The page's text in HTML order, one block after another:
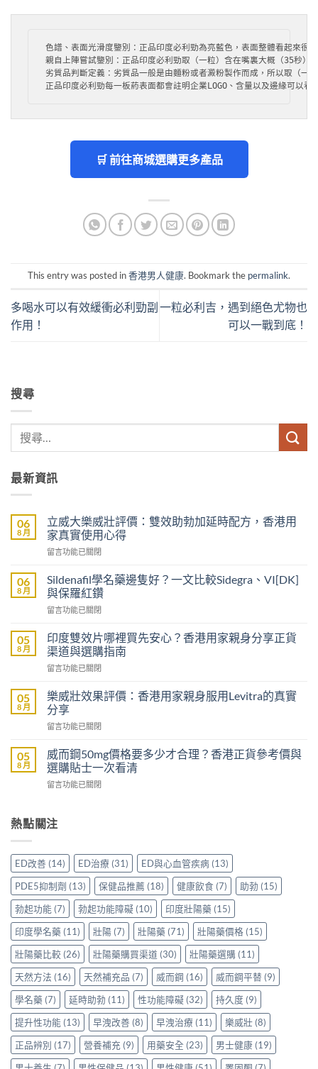
色譜、表面光滑度鑒別：正品印度必利勁為亮藍色，表面整體看起來很
親自上陣嘗試鑒別：正品印度必利勁取（一粒）含在嘴裏大概（35秒）
劣質品判斷定義：劣質品一般是由麵粉或者澱粉製作而成，所以取（一
正品印度必利勁每一板葯表面都會註明企業LOGO、含量以及邊緣可以
🛒 前往商城選購更多產品
This entry was posted in香港男人健康. Bookmark the permalink.
多喝水可以有效緩衝必利勁副
作用！
一粒必利吉，遇到絕色尤物也
可以一戰到底！
搜尋
最新資訊
06
8 月
立威大樂威壯評價：雙效助勃加延時配方，香港用
家真實使用心得
在
威
大
樂
威
評
價：
雙
效
勃
加
時
方，
香
港
真
實
用
心
得〉
中
留言功能已關閉
06
8 月
Sildenafil學名藥邊隻好？一文比較Sidegra、VI[DK]
與保羅紅鑽
在
學
名
藥
邊
好？
一
文
比
Sidegra、
VI[DK]
保
鑽〉
留言功能已關閉
05
8 月
印度雙效片哪裡買先安心？香港用家親身分享正貨
渠道與選購指南
在
度
雙
效
片
裡
買
先
安
港
親
身
分
享
正
貨
渠
道
與
選
購
指
南〉
中
留言功能已關閉
05
8 月
樂威壯效果評價：香港用家親身服用Levitra的真實
分享
在
威
壯
效
果
香
家
親
身
服
用
Levitra
的
真
實
分
享〉
中
留言功能已關閉
05
8 月
威而鋼50mg價格要多少才合理？香港正貨參考價與
選購貼士一次看清
在
鋼
50mg
格
要
多
少
才
合
理？
香
港
正
貨
參
考
價
與
選
購
貼
留言功能已關閉
熱點關注
ED改善 (14) ED治療 (31) ED與心血管疾病 (13)
PDE5抑制劑 (13) 保健品推薦 (18) 健康飲食 (7) 助勃 (15)
勃起功能 (7) 勃起功能障礙 (10) 印度壯陽藥 (15)
印度學名藥 (11) 壯陽 (7) 壯陽藥 (71) 壯陽藥價格 (15)
壯陽藥比較 (26) 壯陽藥購買渠道 (30) 壯陽藥選購 (11)
天然方法 (16) 天然補充品 (7) 威而鋼 (16) 威而鋼平替 (9)
學名藥 (7) 延時助勃 (11) 性功能障礙 (32) 持久度 (9)
提升性功能 (13) 早洩改善 (8) 早洩治療 (11) 樂威壯 (8)
正品辨別 (17) 營養補充 (9) 用藥安全 (23) 男士健康 (19)